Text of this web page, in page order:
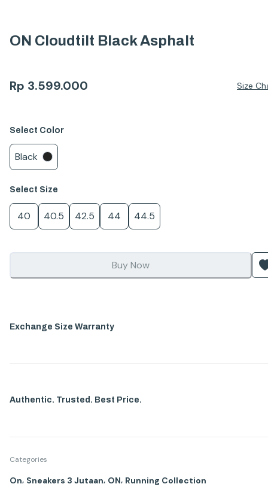
ON Cloudtilt Black Asphalt
Rp 3.599.000 Size
Select Color
Black
Select Size
40 40.5 42.5 44 44.5
Buy Now
Exchange Size Warranty
Authentic. Trusted. Best Price.
Categories
On, Sneakers 3 Jutaan, ON, Running Collection